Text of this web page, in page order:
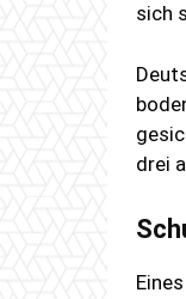
sich
drei